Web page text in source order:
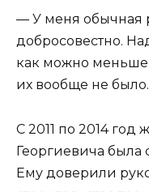
— У меня обычная
добросовестно.
как можно меньше
их вообще не
С 2011 по 2014 год
Георгиевича была
Ему доверили